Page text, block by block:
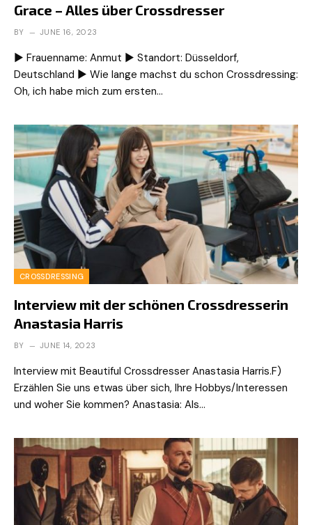
Grace – Alles über Crossdresser
BY JUNE 16, 2023
▶ Frauenname: Anmut ▶ Standort: Düsseldorf,
Deutschland ▶ Wie lange machst du schon Crossdressing:
Oh, ich habe mich zum ersten…
CROSSDRESSING
Interview mit der schönen Crossdresserin
Anastasia Harris
BY JUNE 14, 2023
Interview mit Beautiful Crossdresser Anastasia Harris.F)
Erzählen Sie uns etwas über sich, Ihre Hobbys/Interessen
und woher Sie kommen? Anastasia: Als…